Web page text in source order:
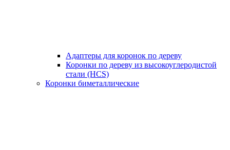
Адаптеры для коронок по дереву
Коронки по дереву из высокоуглеродистой
стали (HCS)
Коронки биметаллические